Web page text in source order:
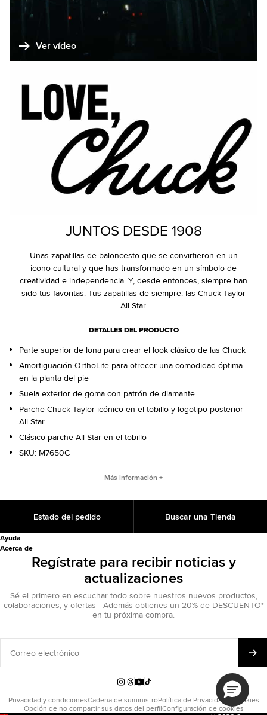
Ver vídeo
JUNTOS DESDE 1908
Unas zapatillas de baloncesto que se convirtieron en un
icono cultural y que has transformado en un símbolo de
creatividad e independencia. Y, desde entonces, siempre han
sido tus favoritas. Tus zapatillas de siempre: las Chuck Taylor
All Star.
DETALLES DEL PRODUCTO
Parte superior de lona para crear el look clásico de las Chuck
Amortiguación OrthoLite para ofrecer una comodidad óptima
en la planta del pie
Suela exterior de goma con patrón de diamante
Parche Chuck Taylor icónico en el tobillo y logotipo posterior
All Star
Clásico parche All Star en el tobillo
SKU: M7650C
¿QUIÉN ES CHUCK TAYLOR?
siempre en un clásico que sigue marcando estilo.
Más información +
Estado del pedido Buscar una Tienda
Ayuda
Acerca de
Regístrate para recibir noticias y
actualizaciones
Sé el primero en escuchar todo sobre nuestros nuevos productos,
colaboraciones, y ofertas - Además obtienes un 20% de DESCUENTO*
en tu próxima compra.
Correo
electrónico
Instagram
Threads
YouTube
TikTok
Privacidad y condicionesCadena de suministroPolítica de Privacidad y Cookies
Opción de no compartir sus datos del perfilConfiguración de cookies